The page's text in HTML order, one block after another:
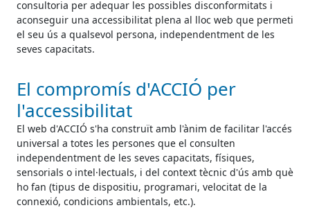
consultoria per adequar les possibles disconformitats i
aconseguir una accessibilitat plena al lloc web que permeti
el seu ús a qualsevol persona, independentment de les
seves capacitats.
El compromís d'ACCIÓ per
l'accessibilitat
El web d'ACCIÓ s'ha construït amb l'ànim de facilitar l'accés
universal a totes les persones que el consulten
independentment de les seves capacitats, físiques,
sensorials o intel·lectuals, i del context tècnic d'ús amb què
ho fan (tipus de dispositiu, programari, velocitat de la
connexió, condicions ambientals, etc.).